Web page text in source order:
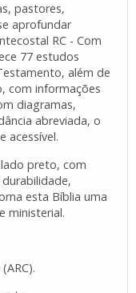
pastores,
aprofundar
RC - Com
77 estudos
além de
com informações
diagramas,
abreviada, o
acessível.
preto, com
esta Bíblia uma
ministerial.